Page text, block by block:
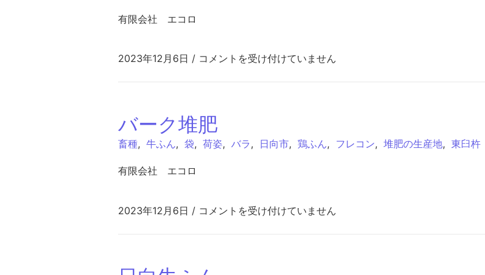
有限会社 エコロ
2023年12月6日 / 混合堆肥 は
コメントを受け付けていません
バーク堆肥
畜種, 牛ふん, 袋, 荷姿, バラ, 日向市, 鶏ふん, フレコン, 堆肥の生産地, 東臼杵
有限会社 エコロ
2023年12月6日 / バーク堆肥 は
コメントを受け付けていません